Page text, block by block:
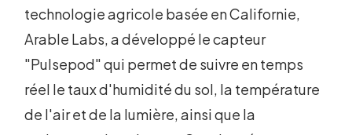
technologie agricole basée en Californie,
Arable Labs, a développé le capteur
"Pulsepod" qui permet de suivre en temps
réel le taux d'humidité du sol, la température
de l'air et de la lumière, ainsi que la